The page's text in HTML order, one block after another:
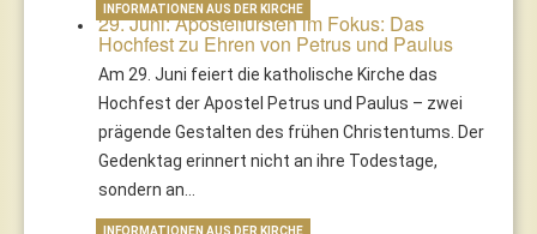
29. Juni: Apostelfürsten im Fokus: Das
Hochfest zu Ehren von Petrus und Paulus
Am 29. Juni feiert die katholische Kirche das
Hochfest der Apostel Petrus und Paulus – zwei
prägende Gestalten des frühen Christentums. Der
Gedenktag erinnert nicht an ihre Todestage,
sondern an…
INFORMATIONEN AUS DER KIRCHE
INFORMATIONEN AUS DER KIRCHE